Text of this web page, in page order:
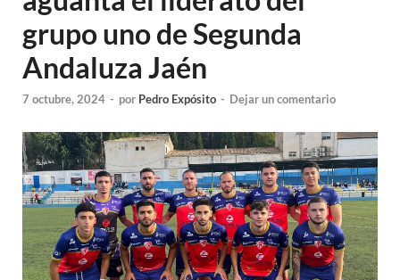
grupo uno de Segunda
Andaluza Jaén
7 octubre, 2024 - por Pedro Expósito - Dejar un comentario